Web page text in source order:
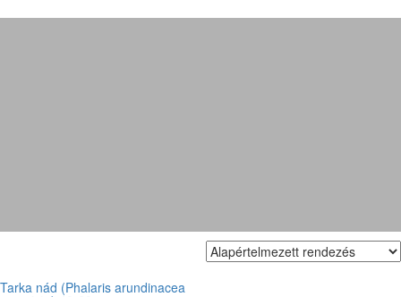
Tarka nád (Phalaris arundinacea